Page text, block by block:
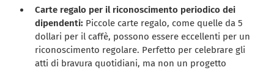
Carte regalo per il riconoscimento periodico dei
dipendenti: Piccole carte regalo, come quelle da 5
dollari per il caffè, possono essere eccellenti per un
riconoscimento regolare. Perfetto per celebrare gli
atti di bravura quotidiani, ma non un progetto